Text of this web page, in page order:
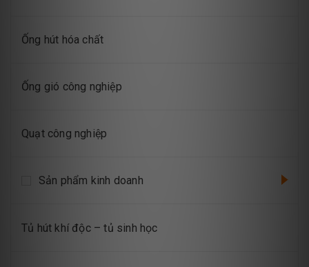
Ống hút hóa chất
Ống gió công nghiệp
Quạt công nghiệp
Sản phẩm kinh doanh
Tủ hút khí độc – tủ sinh học